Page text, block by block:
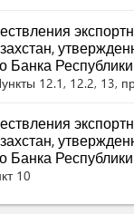
Банка
12.1, 12.2, 13,
Банка
10